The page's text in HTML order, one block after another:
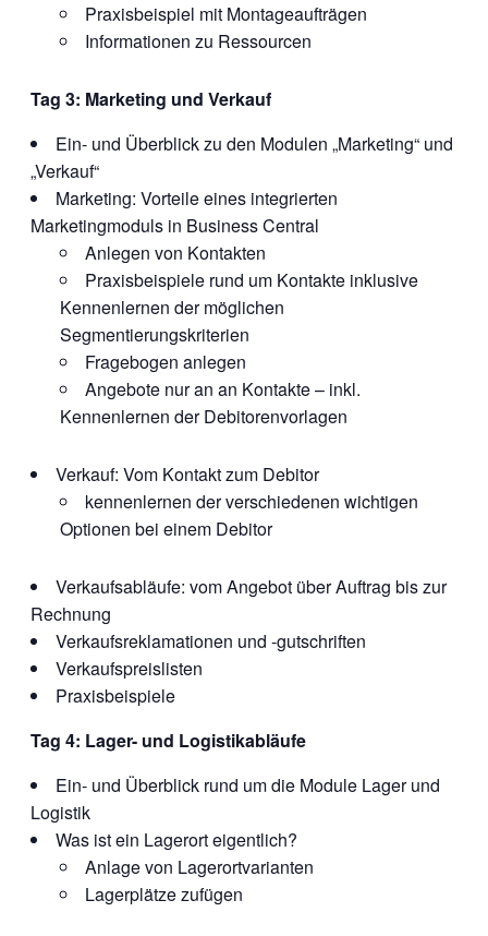
Praxisbeispiel mit Montageaufträgen
Informationen zu Ressourcen
Tag 3: Marketing und Verkauf
Ein- und Überblick zu den Modulen „Marketing“ und
„Verkauf“
Marketing: Vorteile eines integrierten
Marketingmoduls in Business Central
Anlegen von Kontakten
Praxisbeispiele rund um Kontakte inklusive
Kennenlernen der möglichen
Segmentierungskriterien
Fragebogen anlegen
Angebote nur an an Kontakte – inkl.
Kennenlernen der Debitorenvorlagen
Verkauf: Vom Kontakt zum Debitor
kennenlernen der verschiedenen wichtigen
Optionen bei einem Debitor
Verkaufsabläufe: vom Angebot über Auftrag bis zur
Rechnung
Verkaufsreklamationen und -gutschriften
Verkaufspreislisten
Praxisbeispiele
Tag 4: Lager- und Logistikabläufe
Ein- und Überblick rund um die Module Lager und
Logistik
Was ist ein Lagerort eigentlich?
Anlage von Lagerortvarianten
Lagerplätze zufügen